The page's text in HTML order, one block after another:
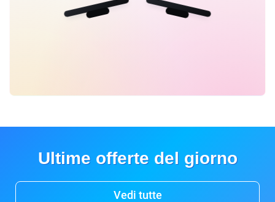
Ultime offerte del giorno
Vedi tutte